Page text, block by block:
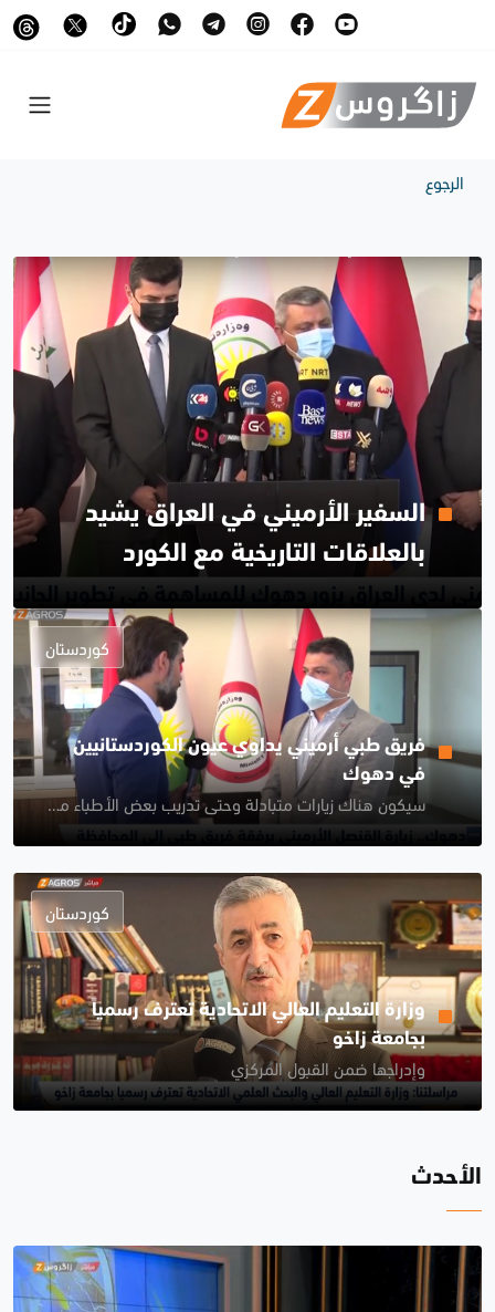
الرجوع
السفير الأرميني في العراق يشيد
بالعلاقات التاريخية مع الكورد
وتعزيزها اليوم
كوردستان
فريق طبي أرميني يداوي عيون الكوردستانيين
في دهوك
سيكون هناك زيارات متبادلة وحتى تدريب بعض الأطباء من دهوك في الجمهورية الأرمينية
كوردستان
وزارة التعليم العالي الاتحادية تعترف رسمياً
بجامعة زاخو
وإدراجها ضمن القبول المركزي
الأحدث